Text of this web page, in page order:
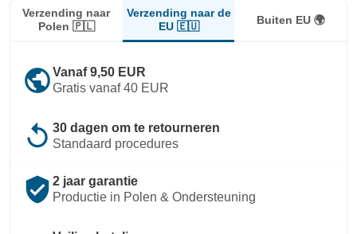
Verzending naar
Polen 🇵🇱
Verzending naar de
EU 🇪🇺
Buiten EU 🌍
publicVanaf 9,50 EUR
Gratis vanaf 40 EUR
replay 30 dagen om te retourneren
Standaard procedures
verified_user 2 jaar garantie
Productie in Polen & Ondersteuning